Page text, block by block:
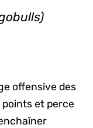
offensive des
points et perce